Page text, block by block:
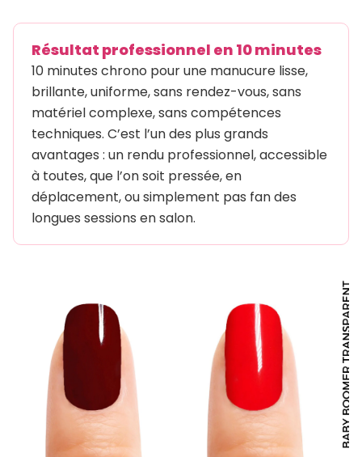
Résultat professionnel en 10 minutes
10 minutes chrono pour une manucure lisse,
brillante, uniforme, sans rendez-vous, sans
matériel complexe, sans compétences
techniques. C’est l’un des plus grands
avantages : un rendu professionnel, accessible
à toutes, que l’on soit pressée, en
déplacement, ou simplement pas fan des
longues sessions en salon.